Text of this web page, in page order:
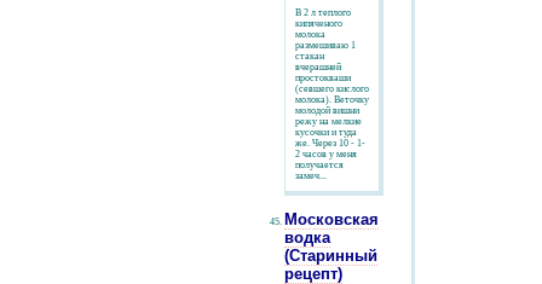
В 2 л теплого
кипяченого
молока
размешиваю 1
стакан
вчерашней
простокваши
(севшего кислого
молока). Веточку
молодой вишни
режу на мелкие
кусочки и туда
же. Через 10 - 1-
2 часов у меня
получается
замеч...
Московская
водка
(Старинный
рецепт)